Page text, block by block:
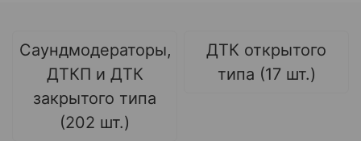
Саундмодераторы,
ДТКП и ДТК
закрытого типа
(202 шт.)
ДТК открытого
типа (17 шт.)